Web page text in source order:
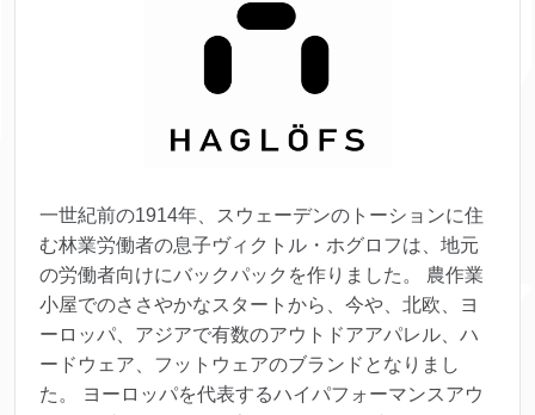
一世紀前の1914年、スウェーデンのトーションに住
む林業労働者の息子ヴィクトル・ホグロフは、地元
の労働者向けにバックパックを作りました。 農作業
小屋でのささやかなスタートから、今や、北欧、ヨ
ーロッパ、アジアで有数のアウトドアアパレル、ハ
ードウェア、フットウェアのブランドとなりまし
た。 ヨーロッパを代表するハイパフォーマンスアウ